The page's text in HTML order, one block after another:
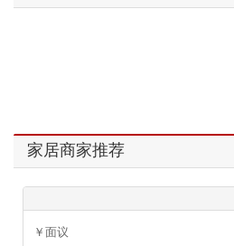
家居商家推荐
￥面议